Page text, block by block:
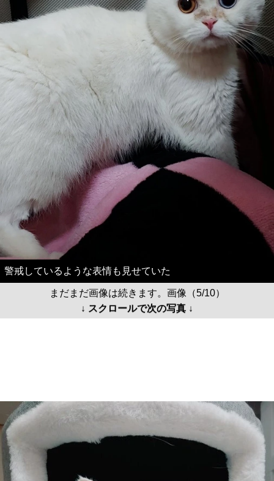
警戒しているような表情も見せていた
まだまだ画像は続きます。画像（5/10）
↓ スクロールで次の写真 ↓